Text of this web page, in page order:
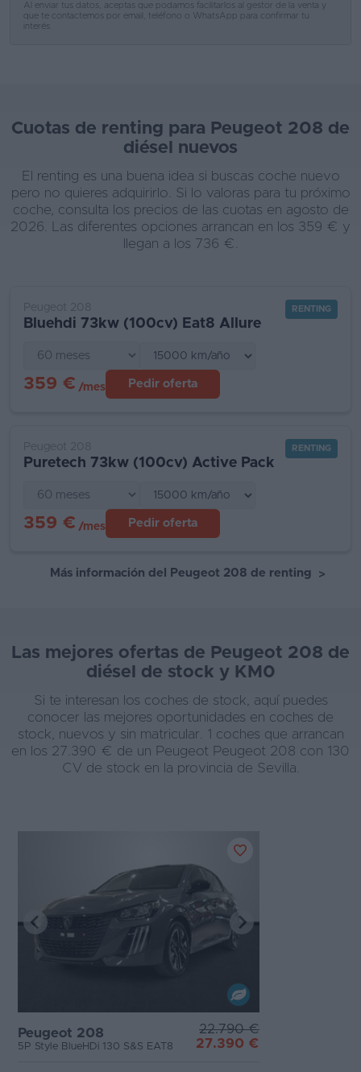
Favoritos
Blog
Ventas
de
coches
2026
Al enviar tus datos, aceptas que podamos facilitarlos al gestor de la venta y
que te contactemos por email, teléfono o WhatsApp para confirmar tu
interés.
Cuotas de renting para Peugeot 208 de
diésel nuevos
El renting es una buena idea si buscas coche nuevo
pero no quieres adquirirlo. Si lo valoras para tu próximo
coche, consulta los precios de las cuotas en agosto de
2026. Las diferentes opciones arrancan en los 359 € y
llegan a los 736 €.
Peugeot 208
Bluehdi 73kw (100cv) Eat8 Allure
RENTING
359 € /mes Pedir oferta
Peugeot 208
Puretech 73kw (100cv) Active Pack
RENTING
359 € /mes Pedir oferta
Más información del Peugeot 208 de renting >
Las mejores ofertas de Peugeot 208 de
diésel de stock y KM0
Si te interesan los coches de stock, aquí puedes
conocer las mejores oportunidades en coches de
stock, nuevos y sin matricular. 1 coches que arrancan
en los 27.390 € de un Peugeot Peugeot 208 con 130
CV de stock en la provincia de Sevilla.
Peugeot 208
5P Style BlueHDi 130 S&S EAT8
22.790 €
27.390 €